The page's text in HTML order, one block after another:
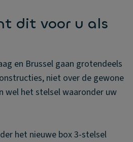
dit voor u als
en Brussel gaan grotendeels
niet over de gewone
wel het stelsel waaronder uw
het nieuwe box 3-stelsel